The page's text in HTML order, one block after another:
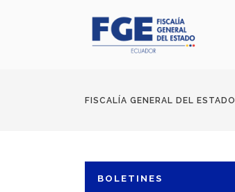
FISCALÍA GENERAL DEL ESTADO
BOLETINES